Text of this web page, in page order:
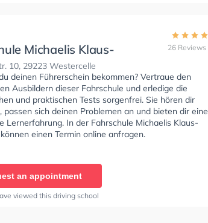
Michaelis Klaus-
10, 29223 Westercelle
26 Reviews
deinen Führerschein bekommen? Vertraue den
Ausbildern dieser Fahrschule und erledige die
und praktischen Tests sorgenfrei. Sie hören dir
passen sich deinen Problemen an und bieten dir eine
Lernerfahrung. In der Fahrschule Michaelis Klaus-
einen Termin online anfragen.
an appointment
viewed this driving school